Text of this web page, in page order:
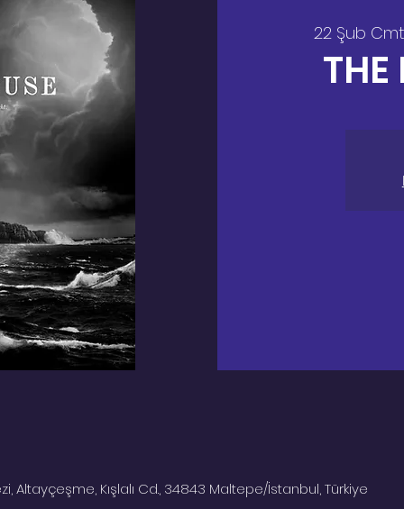
22 Şub Cmt
THE
Altayçeşme, Kışlalı Cd., 34843 Maltepe/İstanbul, Türkiye